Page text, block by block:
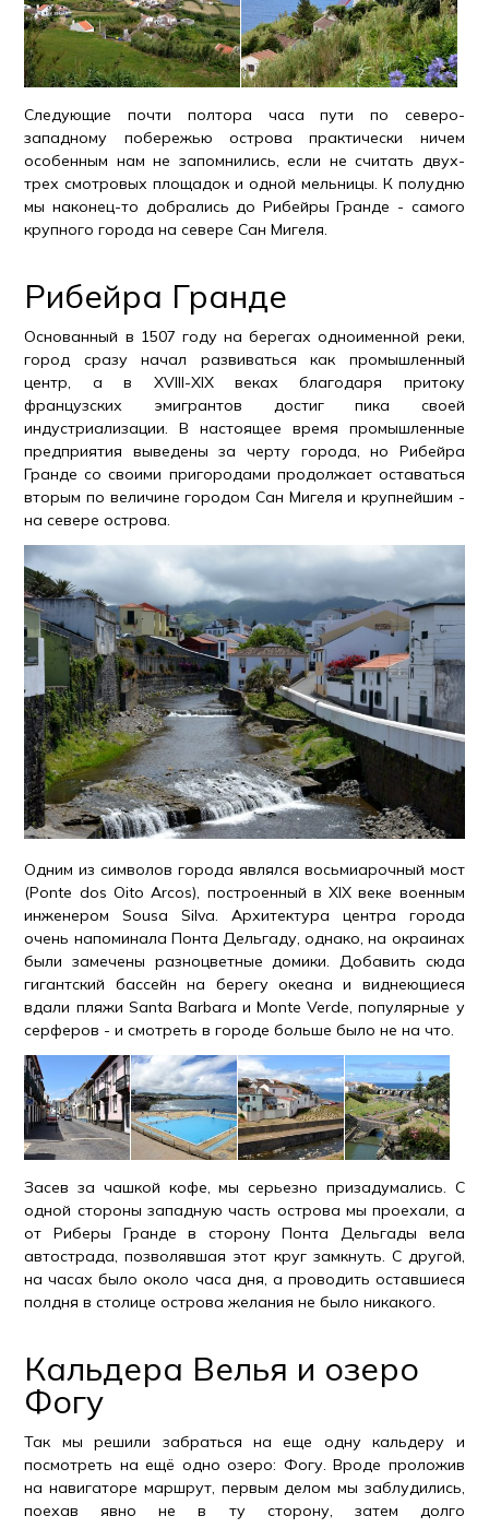
Следующие почти полтора часа пути по северо-
западному побережью острова практически ничем
особенным нам не запомнились, если не считать двух-
трех смотровых площадок и одной мельницы. К полудню
мы наконец-то добрались до Рибейры Гранде - самого
крупного города на севере Сан Мигеля.
Рибейра Гранде
Основанный в 1507 году на берегах одноименной реки,
город сразу начал развиваться как промышленный
центр, а в XVIII-XIX веках благодаря притоку
французских эмигрантов достиг пика своей
индустриализации. В настоящее время промышленные
предприятия выведены за черту города, но Рибейра
Гранде со своими пригородами продолжает оставаться
вторым по величине городом Сан Мигеля и крупнейшим -
на севере острова.
Одним из символов города являлся восьмиарочный мост
(Ponte dos Oito Arcos), построенный в XIX веке военным
инженером Sousa Silva. Архитектура центра города
очень напоминала Понта Дельгаду, однако, на окраинах
были замечены разноцветные домики. Добавить сюда
гигантский бассейн на берегу океана и виднеющиеся
вдали пляжи Santa Barbara и Monte Verde, популярные у
серферов - и смотреть в городе больше было не на что.
Засев за чашкой кофе, мы серьезно призадумались. С
одной стороны западную часть острова мы проехали, а
от Риберы Гранде в сторону Понта Дельгады вела
автострада, позволявшая этот круг замкнуть. С другой,
на часах было около часа дня, а проводить оставшиеся
полдня в столице острова желания не было никакого.
Кальдера Велья и озеро
Фогу
Так мы решили забраться на еще одну кальдеру и
посмотреть на ещё одно озеро: Фогу. Вроде проложив
на навигаторе маршрут, первым делом мы заблудились,
поехав явно не в ту сторону, затем долго